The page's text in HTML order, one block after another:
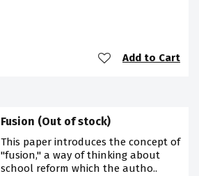
Add to Cart
Fusion (Out of stock)
This paper introduces the concept of
"fusion," a way of thinking about
school reform which the autho..